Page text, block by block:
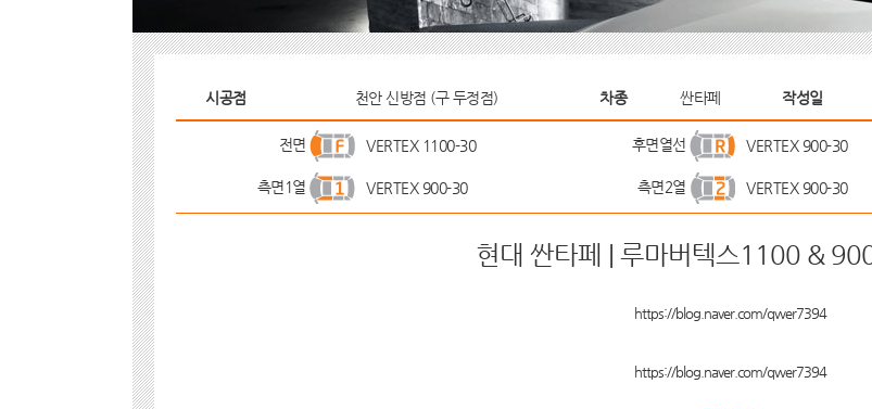
시공점 천안 신방점 (구 두정점) 차종 싼타페 작성일
전면 VERTEX 1100-30 후면열선 VERTEX 900-30
측면1열 VERTEX 900-30 측면2열 VERTEX 900-30
현대 싼타페 | 루마버텍스1100 &
https://blog.naver.com/qwer7394
https://blog.naver.com/qwer7394